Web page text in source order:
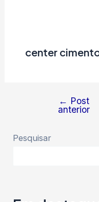
center
Navegação
Post
← Post
anterior
Pesquisar